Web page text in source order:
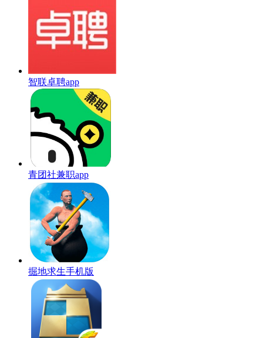
智联卓聘app
青团社兼职app
掘地求生手机版